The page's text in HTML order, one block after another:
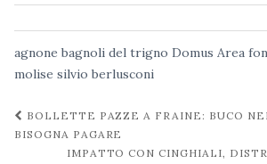
agnone bagnoli del trigno Domus Area
molise silvio berlusconi
Navigazione
post
BOLLETTE PAZZE A FRAINE: BUCO
BISOGNA PAGARE
IMPATTO CON CINGHIALI,